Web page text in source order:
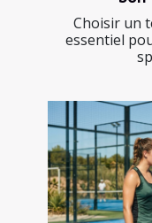
Choisir un
essentiel